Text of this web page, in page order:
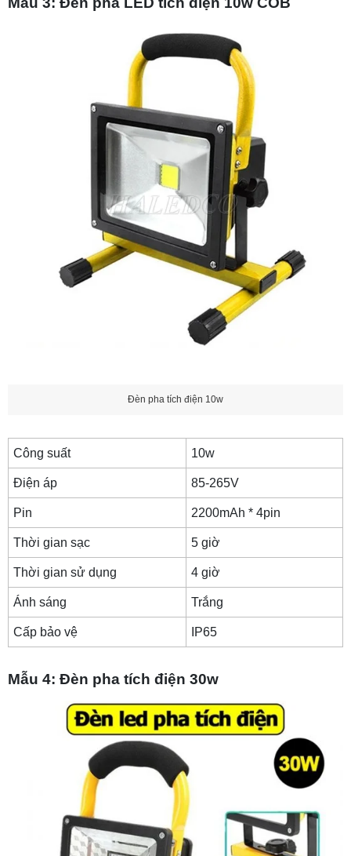
Đèn pha tích điện 10w
Công suất 10w
Điện áp 85-265V
Pin 2200mAh * 4pin
Thời gian sạc 5 giờ
Thời gian sử dụng 4 giờ
Ánh sáng Trắng
Cấp bảo vệ IP65
Mẫu 4: Đèn pha tích điện 30w